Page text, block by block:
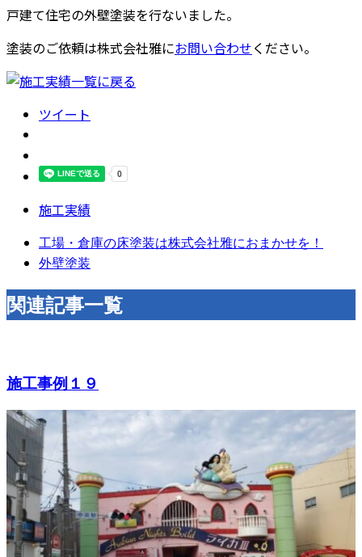
戸建て住宅の外壁塗装を行ないました。
塗装のご依頼は株式会社雅にお問い合わせください。
ツイート
施工実績
工場・倉庫の床塗装は株式会社雅におまかせを！
外壁塗装
関連記事一覧
施工事例１９